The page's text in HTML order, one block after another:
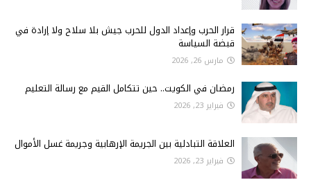
قرار الحرب وإعداد الدول للحرب جيش بلا سلاح ولا إرادة في
قبضة السياسة
مارس 26, 2026
رمضان في الكويت.. حين تتكامل القيم مع رسالة التعليم
فبراير 23, 2026
العلاقة التبادلية بين الجريمة الإرهابية وجريمة غسل الأموال
فبراير 23, 2026